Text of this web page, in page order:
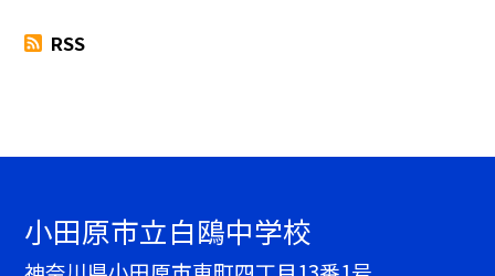
RSS
小田原市立白鴎中学校